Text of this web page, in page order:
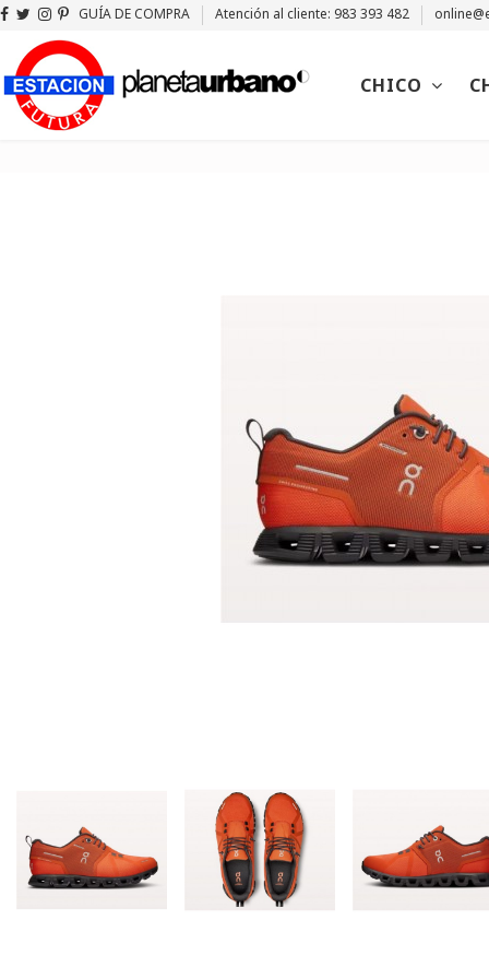
GUÍA DE COMPRA Atención al cliente: 983 393 482
CHICO